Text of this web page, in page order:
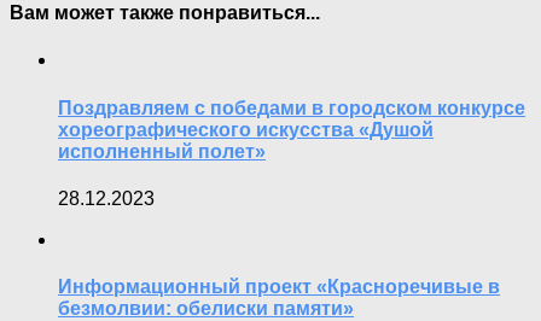
Вам может также понравиться...
Поздравляем с победами в городском конкурсе
хореографического искусства «Душой
исполненный полет»
28.12.2023
Информационный проект «Красноречивые в
безмолвии: обелиски памяти»